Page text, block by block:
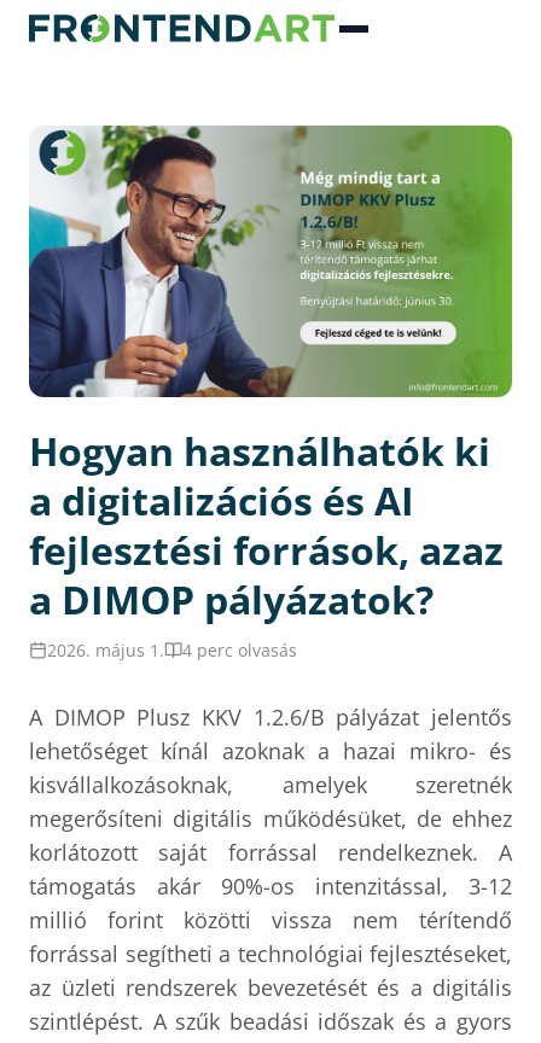
Hogyan használhatók ki
a digitalizációs és AI
fejlesztési források, azaz
a DIMOP pályázatok?
2026. május 1. 4 perc olvasás
A DIMOP Plusz KKV 1.2.6/B pályázat jelentős
lehetőséget kínál azoknak a hazai mikro- és
kisvállalkozásoknak, amelyek szeretnék
megerősíteni digitális működésüket, de ehhez
korlátozott saját forrással rendelkeznek. A
támogatás akár 90%-os intenzitással, 3-12
millió forint közötti vissza nem térítendő
forrással segítheti a technológiai fejlesztéseket,
az üzleti rendszerek bevezetését és a digitális
szintlépést. A szűk beadási időszak és a gyors